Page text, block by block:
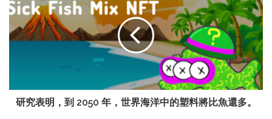
研究表明，到 2050 年，世界海洋中的塑料將比魚還多。